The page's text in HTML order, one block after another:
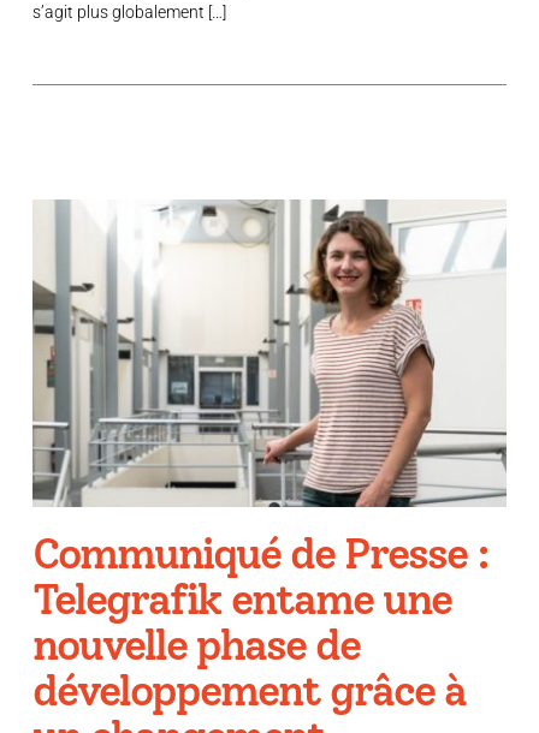
s’agit plus globalement […]
Communiqué de Presse :
Telegrafik entame une
nouvelle phase de
développement grâce à